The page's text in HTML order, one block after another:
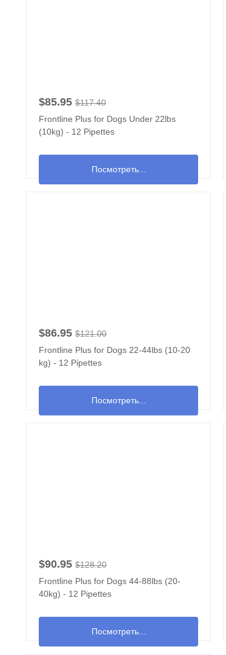
$85.95 $117.40
Frontline Plus for Dogs Under 22lbs
(10kg) - 12 Pipettes
Посмотреть...
$86.95 $121.00
Frontline Plus for Dogs 22-44lbs (10-20
kg) - 12 Pipettes
Посмотреть...
$90.95 $128.20
Frontline Plus for Dogs 44-88lbs (20-
40kg) - 12 Pipettes
Посмотреть...